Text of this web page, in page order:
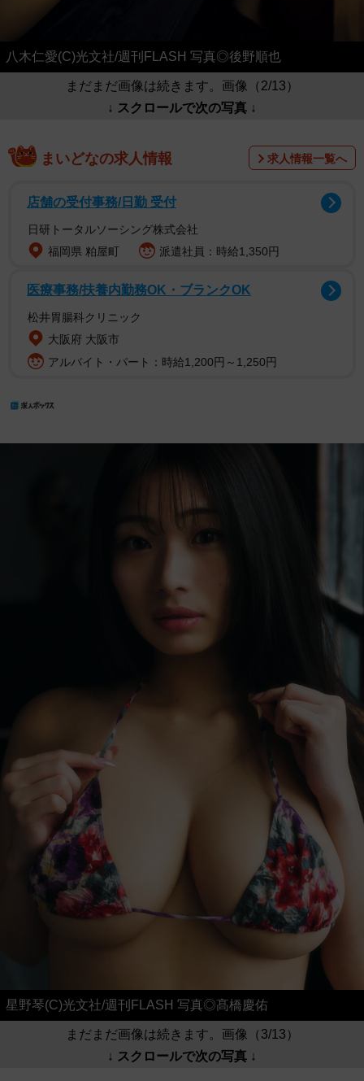
八木仁愛(C)光文社/週刊FLASH 写真◎後野順也
まだまだ画像は続きます。画像（2/13）
↓ スクロールで次の写真 ↓
まいどなの求人情報 求人情報一覧へ
店舗の受付事務/日勤 受付
日研トータルソーシング株式会社
福岡県 粕屋町
派遣社員：時給1,350円
医療事務/扶養内勤務OK・ブランクOK
松井胃腸科クリニック
大阪府 大阪市
アルバイト・パート：時給1,200円～1,250円
星野琴(C)光文社/週刊FLASH 写真◎髙橋慶佑
まだまだ画像は続きます。画像（3/13）
↓ スクロールで次の写真 ↓